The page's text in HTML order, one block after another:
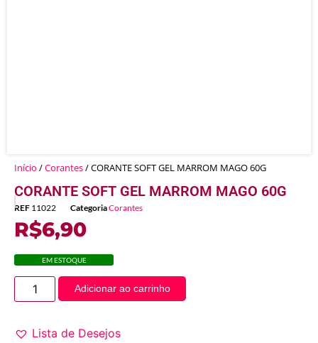
Início /Corantes/ CORANTE SOFT GEL MARROM MAGO 60G
CORANTE SOFT GEL MARROM MAGO 60G
REF 11022 CategoriaCorantes
R$6,90
EM ESTOQUE
Adicionar ao carrinho
Lista de Desejos